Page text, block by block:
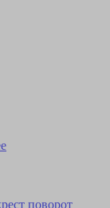
поворот